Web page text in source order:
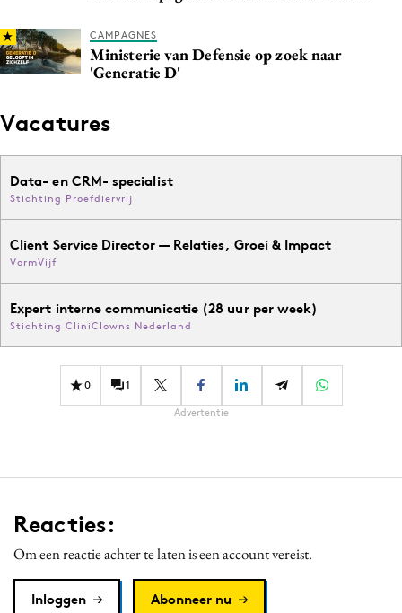
CAMPAGNES
Ministerie van Defensie op zoek naar
'Generatie D'
Vacatures
Data- en CRM- specialist
Stichting Proefdiervrij
Client Service Director — Relaties, Groei & Impact
VormVijf
Expert interne communicatie (28 uur per week)
Stichting CliniClowns Nederland
0 1
Advertentie
Reacties:
Om een reactie achter te laten is een account vereist.
Inloggen
Abonneer nu